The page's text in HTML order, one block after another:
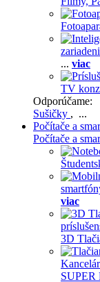
... viac
TV
Odporúčame:
Sušičky , ...
Počítače a
Počítače a
viac
3D
SUPER